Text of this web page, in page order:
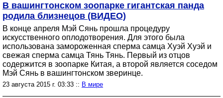
В вашингтонском зоопарке гигантская панда
родила близнецов (ВИДЕО)
В конце апреля Мэй Сянь прошла процедуру
искусственного оплодотворения. Для этого была
использована замороженная сперма самца Хуэй Хуэй и
свежая сперма самца Тянь Тянь. Первый из отцов
содержится в зоопарке Китая, а второй является соседом
Мэй Сянь в вашингтонском зверинце.
23 августа 2015 г. 03:33 :: В мире